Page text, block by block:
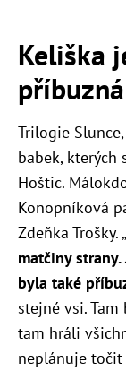
Keliška
příbuzná
Trilogie
babek, kterých
Hoštic.
Konopníková
Zdeňka Trošky. „
matčiny
byla také
stejné vsi.
tam hráli
neplánuje